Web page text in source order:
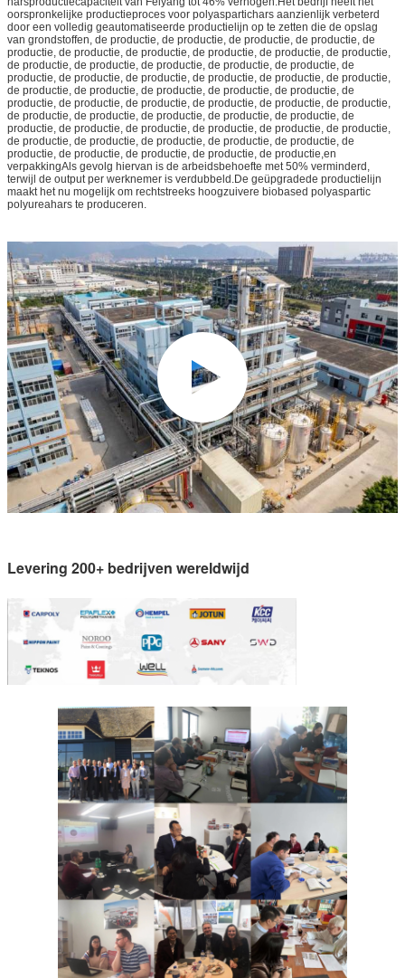
oorspronkelijke productieproces voor polyaspartichars aanzienlijk verbeterd
door een volledig geautomatiseerde productielijn op te zetten die de opslag
van grondstoffen, de productie, de productie, de productie, de productie, de
productie, de productie, de productie, de productie, de productie, de productie,
de productie, de productie, de productie, de productie, de productie, de
productie, de productie, de productie, de productie, de productie, de productie,
de productie, de productie, de productie, de productie, de productie, de
productie, de productie, de productie, de productie, de productie, de productie,
de productie, de productie, de productie, de productie, de productie, de
productie, de productie, de productie, de productie, de productie, de productie,
de productie, de productie, de productie, de productie, de productie, de
productie, de productie, de productie, de productie, de productie,en
verpakkingAls gevolg hiervan is de arbeidsbehoefte met 50% verminderd,
terwijl de output per werknemer is verdubbeld.De geüpgradede productielijn
maakt het nu mogelijk om rechtstreeks hoogzuivere biobased polyaspartic
polyureahars te produceren.
Levering 200+ bedrijven wereldwijd